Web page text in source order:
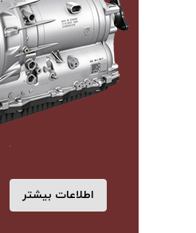
اطلاعات بیشتر